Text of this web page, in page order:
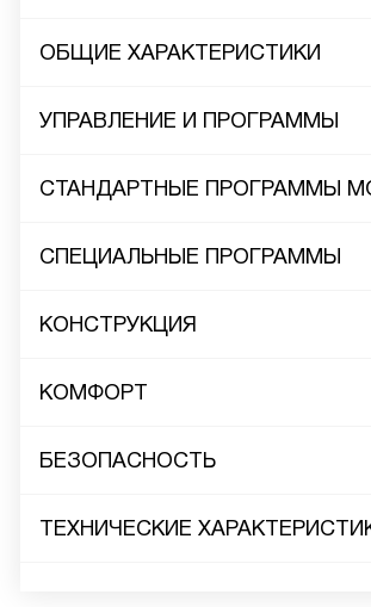
ОБЩИЕ ХАРАКТЕРИСТИКИ
УПРАВЛЕНИЕ И ПРОГРАММЫ
СТАНДАРТНЫЕ ПРОГРАММЫ
СПЕЦИАЛЬНЫЕ ПРОГРАММЫ
КОНСТРУКЦИЯ
КОМФОРТ
БЕЗОПАСНОСТЬ
ТЕХНИЧЕСКИЕ